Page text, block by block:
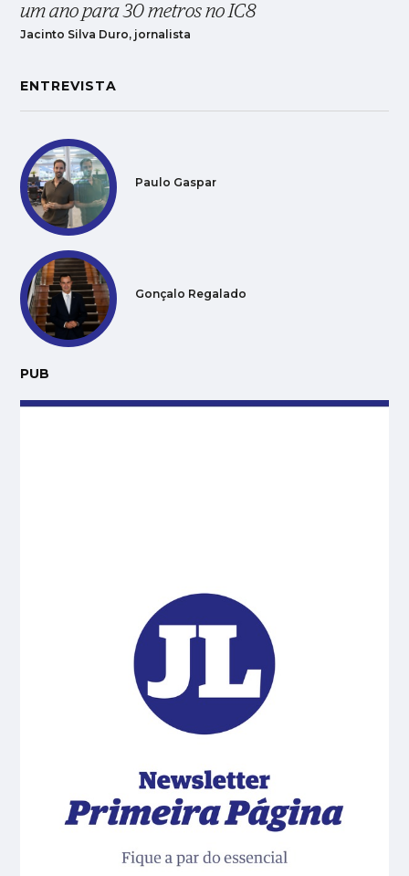
um ano para 30 metros no IC8
Jacinto Silva Duro, jornalista
ENTREVISTA
Paulo Gaspar
Gonçalo Regalado
PUB